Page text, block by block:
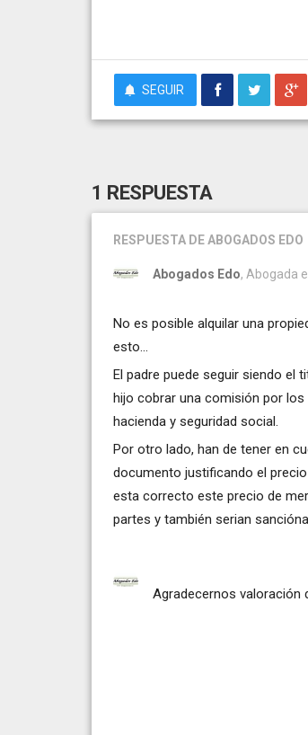
SEGUIR
1 RESPUESTA
RESPUESTA DE ABOGADOS EDO
Abogados Edo, Abogada
No es posible alquilar una
esto...
El padre puede seguir siendo el
hijo cobrar una comisión por los
hacienda y seguridad social.
Por otro lado, han de tener en
documento justificando el
esta correcto este precio de
partes y también serian
Agradecernos valoración